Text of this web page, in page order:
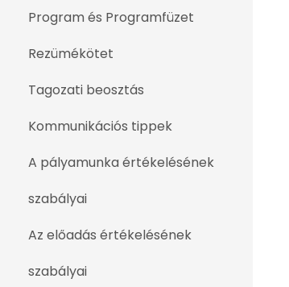
Program és Programfüzet
Rezümékötet
Tagozati beosztás
Kommunikációs tippek
A pályamunka értékelésének
szabályai
Az előadás értékelésének
szabályai